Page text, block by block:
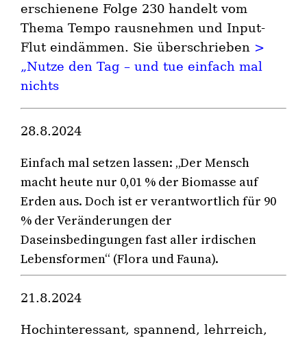
erschienene Folge 230 handelt vom
Thema Tempo rausnehmen und Input-
Flut eindämmen. Sie überschrieben >
„Nutze den Tag – und tue einfach mal
nichts
28.8.2024
Einfach mal setzen lassen: „Der Mensch
macht heute nur 0,01 % der Biomasse auf
Erden aus. Doch ist er verantwortlich für 90
% der Veränderungen der
Daseinsbedingungen fast aller irdischen
Lebensformen“ (Flora und Fauna).
21.8.2024
Hochinteressant, spannend, lehrreich,